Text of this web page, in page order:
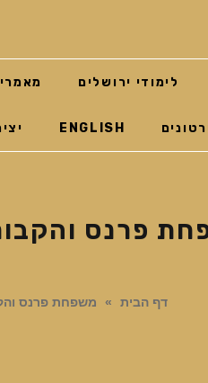
לימודי ירושלים
ENGLISH
פרנס
דף הבית » משפחת פרנס